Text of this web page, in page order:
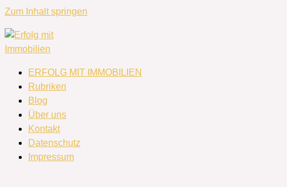
Zum Inhalt springen
ERFOLG MIT IMMOBILIEN
Rubriken
Blog
Über uns
Kontakt
Datenschutz
Impressum